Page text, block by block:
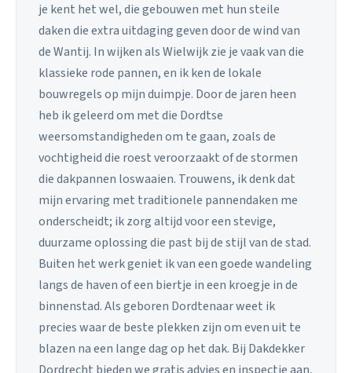
je kent het wel, die gebouwen met hun steile
daken die extra uitdaging geven door de wind van
de Wantij. In wijken als Wielwijk zie je vaak van die
klassieke rode pannen, en ik ken de lokale
bouwregels op mijn duimpje. Door de jaren heen
heb ik geleerd om met die Dordtse
weersomstandigheden om te gaan, zoals de
vochtigheid die roest veroorzaakt of de stormen
die dakpannen loswaaien. Trouwens, ik denk dat
mijn ervaring met traditionele pannendaken me
onderscheidt; ik zorg altijd voor een stevige,
duurzame oplossing die past bij de stijl van de stad.
Buiten het werk geniet ik van een goede wandeling
langs de haven of een biertje in een kroegje in de
binnenstad. Als geboren Dordtenaar weet ik
precies waar de beste plekken zijn om even uit te
blazen na een lange dag op het dak. Bij Dakdekker